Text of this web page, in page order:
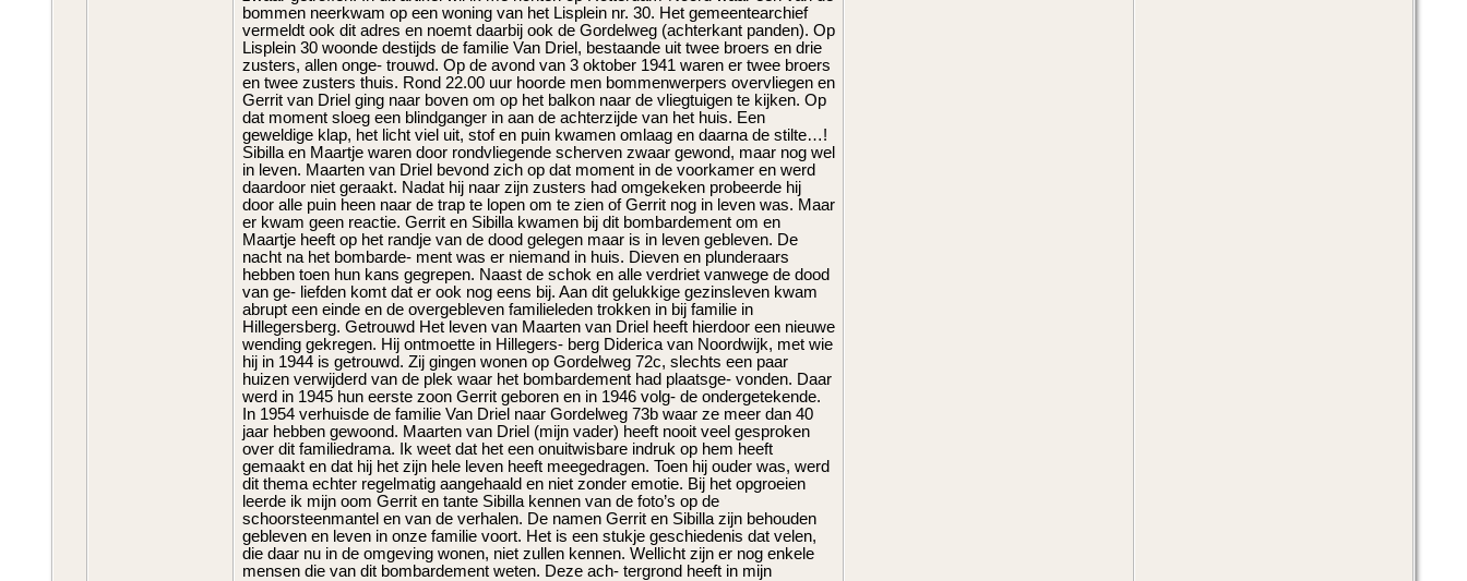
bommen neerkwam op een woning van het Lisplein nr. 30. Het gemeentearchief
vermeldt ook dit adres en noemt daarbij ook de Gordelweg (achterkant panden). Op
Lisplein 30 woonde destijds de familie Van Driel, bestaande uit twee broers en drie
zusters, allen onge- trouwd. Op de avond van 3 oktober 1941 waren er twee broers
en twee zusters thuis. Rond 22.00 uur hoorde men bommenwerpers overvliegen en
Gerrit van Driel ging naar boven om op het balkon naar de vliegtuigen te kijken. Op
dat moment sloeg een blindganger in aan de achterzijde van het huis. Een
geweldige klap, het licht viel uit, stof en puin kwamen omlaag en daarna de stilte…!
Sibilla en Maartje waren door rondvliegende scherven zwaar gewond, maar nog wel
in leven. Maarten van Driel bevond zich op dat moment in de voorkamer en werd
daardoor niet geraakt. Nadat hij naar zijn zusters had omgekeken probeerde hij
door alle puin heen naar de trap te lopen om te zien of Gerrit nog in leven was. Maar
er kwam geen reactie. Gerrit en Sibilla kwamen bij dit bombardement om en
Maartje heeft op het randje van de dood gelegen maar is in leven gebleven. De
nacht na het bombarde- ment was er niemand in huis. Dieven en plunderaars
hebben toen hun kans gegrepen. Naast de schok en alle verdriet vanwege de dood
van ge- liefden komt dat er ook nog eens bij. Aan dit gelukkige gezinsleven kwam
abrupt een einde en de overgebleven familieleden trokken in bij familie in
Hillegersberg. Getrouwd Het leven van Maarten van Driel heeft hierdoor een nieuwe
wending gekregen. Hij ontmoette in Hillegers- berg Diderica van Noordwijk, met wie
hij in 1944 is getrouwd. Zij gingen wonen op Gordelweg 72c, slechts een paar
huizen verwijderd van de plek waar het bombardement had plaatsge- vonden. Daar
werd in 1945 hun eerste zoon Gerrit geboren en in 1946 volg- de ondergetekende.
In 1954 verhuisde de familie Van Driel naar Gordelweg 73b waar ze meer dan 40
jaar hebben gewoond. Maarten van Driel (mijn vader) heeft nooit veel gesproken
over dit familiedrama. Ik weet dat het een onuitwisbare indruk op hem heeft
gemaakt en dat hij het zijn hele leven heeft meegedragen. Toen hij ouder was, werd
dit thema echter regelmatig aangehaald en niet zonder emotie. Bij het opgroeien
leerde ik mijn oom Gerrit en tante Sibilla kennen van de foto’s op de
schoorsteenmantel en van de verhalen. De namen Gerrit en Sibilla zijn behouden
gebleven en leven in onze familie voort. Het is een stukje geschiedenis dat velen,
die daar nu in de omgeving wonen, niet zullen kennen. Wellicht zijn er nog enkele
mensen die van dit bombardement weten. Deze ach- tergrond heeft in mijn